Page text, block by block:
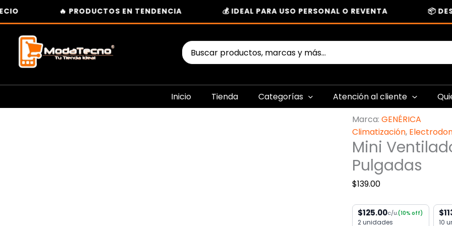
🔥 PRODUCTOS EN TENDENCIA 💰 IDEAL PARA USO PERSONAL O REVENTA 📦
Ir
Buscar
por:
Inicio Tienda Categorías Atención al cliente
Marca:GENÉRICA
Climatización,
Mini
Pulgadas
$139.00
$125.00c/u.(10% off)
2 unidades 10
Mini
Ventilador
Portátil
De
4
Pulgadas
cantidad